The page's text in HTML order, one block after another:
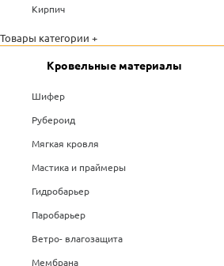
Кирпич
Товары категории +
Кровельные материалы
Шифер
Рубероид
Мягкая кровля
Мастика и праймеры
Гидробарьер
Паробарьер
Ветро- влагозащита
Мембрана